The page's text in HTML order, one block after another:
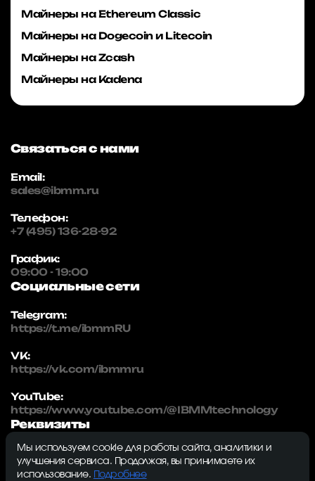
Майнеры на Ethereum Classic
Майнеры на Dogecoin и Litecoin
Майнеры на Zcash
Майнеры на Kadena
Связаться с нами
Email:
sales@ibmm.ru
Телефон:
+7 (495) 136-28-92
График:
09:00 - 19:00
Социальные сети
Telegram:
https://t.me/ibmmRU
VK:
https://vk.com/ibmmru
YouTube:
https://www.youtube.com/@IBMMtechnology
Реквизиты
IBMM | technology
ИНН: 5032334982
Мы используем cookie для работы сайта, аналитики и
улучшения сервиса. Продолжая, вы принимаете их
использование.
Подробнее